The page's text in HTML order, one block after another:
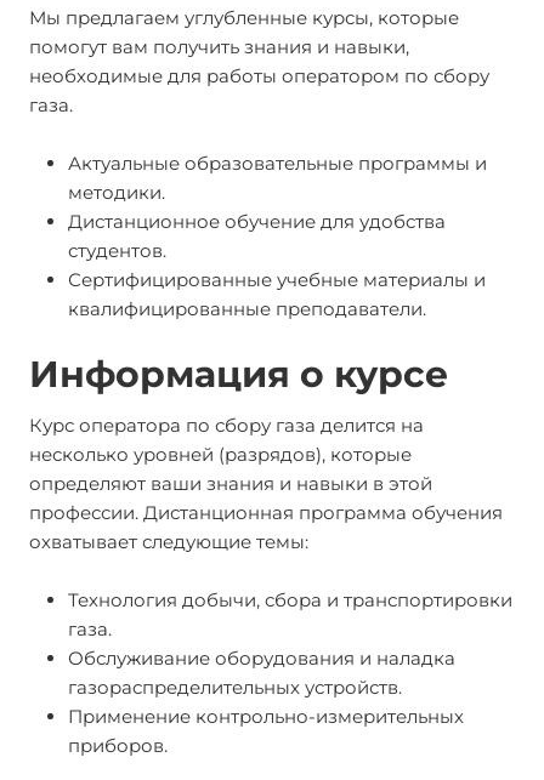
Мы предлагаем углубленные курсы, которые
помогут вам получить знания и навыки,
необходимые для работы оператором по сбору
газа.
Актуальные образовательные программы и
методики.
Дистанционное обучение для удобства
студентов.
Сертифицированные учебные материалы и
квалифицированные преподаватели.
Информация о курсе
Курс оператора по сбору газа делится на
несколько уровней (разрядов), которые
определяют ваши знания и навыки в этой
профессии. Дистанционная программа обучения
охватывает следующие темы:
Технология добычи, сбора и транспортировки
газа.
Обслуживание оборудования и наладка
газораспределительных устройств.
Применение контрольно-измерительных
приборов.